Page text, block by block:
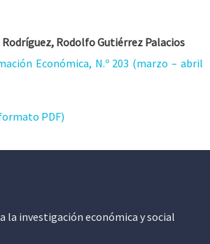
Rodolfo Gutiérrez Palacios
Económica, N.º 203 (marzo – abril
PDF)
la investigación económica y social